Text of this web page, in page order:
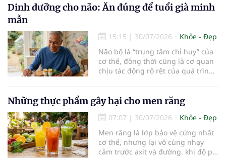
cho các hoạt động tập luyện
thường trở thành một thách thức
Dinh dưỡng cho não: Ăn đúng để tuổi già minh
mẫn
15:15 | 30/07/2026
Khỏe - Đẹp
Não bộ là “trung tâm chỉ huy” của
cơ thể, đồng thời cũng là cơ quan
chịu tác động rõ rệt của quá trình
mạnh, có thể góp phần bảo vệ tế
bào thần kinh, duy trì trí nhớ và
giúp NCT sống minh mẫn, tự chủ
lâu hơn.
Những thực phẩm gây hại cho men răng
07:07 | 30/07/2026
Khỏe - Đẹp
Men răng là lớp bảo vệ cứng nhất
cơ thể, nhưng lại vô cùng nhạy
cảm trước axit và đường. khi độ pH